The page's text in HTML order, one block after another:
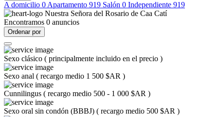
A domicilio 0 Apartamento 919 Salón 0 Independiente 919
Nuestra Señora del Rosario de Caa Catí
Encontramos 0 anuncios
Ordenar por
Sexo clásico ( principalmente incluido en el precio )
Sexo anal ( recargo medio 1 500 $AR )
Cunnilingus ( recargo medio 500 - 1 000 $AR )
Sexo oral sin condón (BBBJ) ( recargo medio 500 $AR )